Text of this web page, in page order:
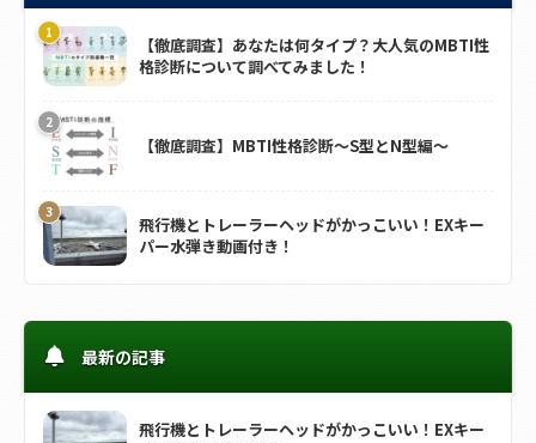
【徹底調査】あなたは何タイプ？大人気のMBTI性
格診断について調べてみました！
【徹底調査】MBTI性格診断～S型とN型編～
飛行機とトレーラーヘッドがかっこいい！EXキー
パー水弾き動画付き！
最新の記事
飛行機とトレーラーヘッドがかっこいい！EXキー